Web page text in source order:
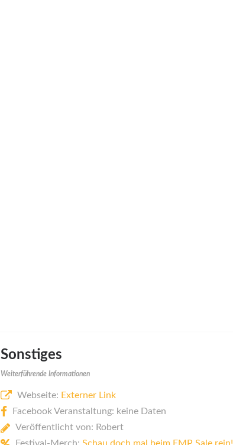
Sonstiges
Weiterführende Informationen
Webseite: Externer Link
Facebook Veranstaltung: keine Daten
Veröffentlicht von: Robert